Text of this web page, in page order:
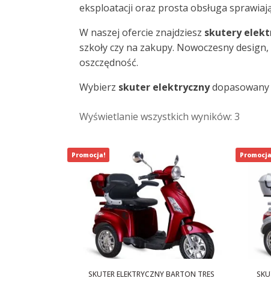
eksploatacji oraz prosta obsługa
W naszej ofercie znajdziesz skutery
szkoły czy na zakupy. Nowoczesny
oszczędność.
Wybierz skuter elektrycznydopasowany
Wyświetlanie wszystkich wyników: 3
SKUTER ELEKTRYCZNY BARTON TRES
Promocja!